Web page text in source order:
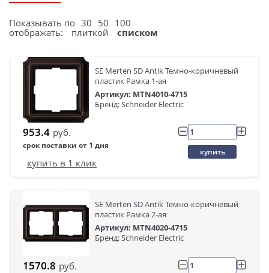
Показывать по 30 50 100
отображать:
плиткой списком
SE Merten SD Antik Темно-коричневый
пластик Рамка 1-ая
Артикул: MTN4010-4715
Бренд: Schneider Electric
953.4 руб.
срок поставки от 1 дня
купить
купить в 1 клик
SE Merten SD Antik Темно-коричневый
пластик Рамка 2-ая
Артикул: MTN4020-4715
Бренд: Schneider Electric
1570.8 руб.